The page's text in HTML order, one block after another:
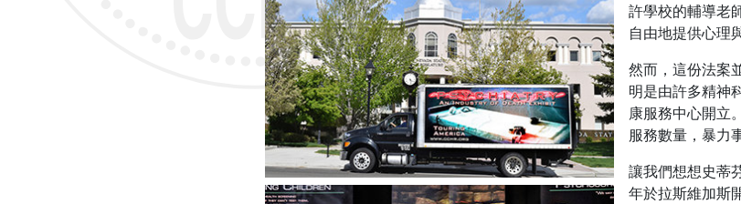
許學校的輔導老
自由地提供心理
然而，這份法案
明是由許多精神
康服務中心開立
服務數量，暴力
讓我們想想史蒂
年於拉斯維加斯